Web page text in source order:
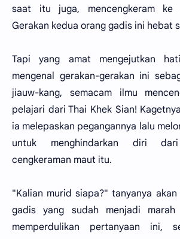
saat itu juga, mencengkeram ke
Gerakan kedua orang gadis ini hebat
Tapi yang amat mengejutkan
mengenal gerakan-gerakan ini
jiauw-kang, semacam ilmu
pelajari dari Thai Khek Sian!
ia melepaskan pegangannya lalu
untuk menghindarkan diri dari
cengkeraman maut itu.
"Kalian murid siapa?" tanyanya
gadis yang sudah menjadi
memperdulikan pertanyaan ini,